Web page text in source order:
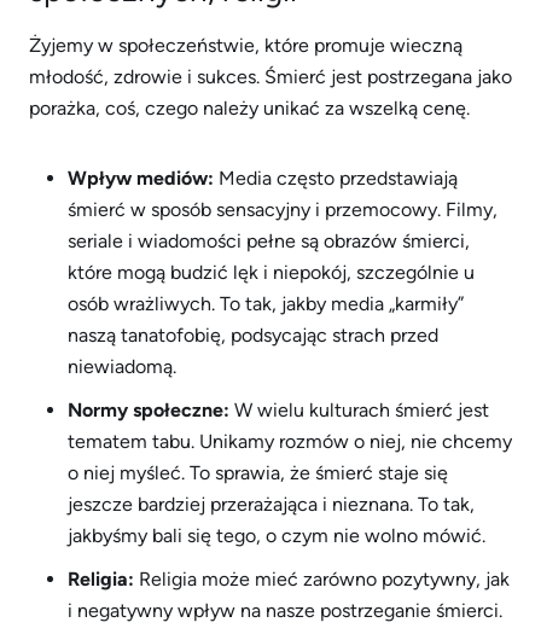
Żyjemy w społeczeństwie, które promuje wieczną
młodość, zdrowie i sukces. Śmierć jest postrzegana jako
porażka, coś, czego należy unikać za wszelką cenę.
Wpływ mediów: Media często przedstawiają
śmierć w sposób sensacyjny i przemocowy. Filmy,
seriale i wiadomości pełne są obrazów śmierci,
które mogą budzić lęk i niepokój, szczególnie u
osób wrażliwych. To tak, jakby media „karmiły”
naszą tanatofobię, podsycając strach przed
niewiadomą.
Normy społeczne: W wielu kulturach śmierć jest
tematem tabu. Unikamy rozmów o niej, nie chcemy
o niej myśleć. To sprawia, że śmierć staje się
jeszcze bardziej przerażająca i nieznana. To tak,
jakbyśmy bali się tego, o czym nie wolno mówić.
Religia: Religia może mieć zarówno pozytywny, jak
i negatywny wpływ na nasze postrzeganie śmierci.